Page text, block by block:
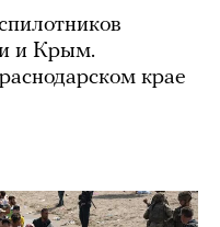
и Крым.
крае